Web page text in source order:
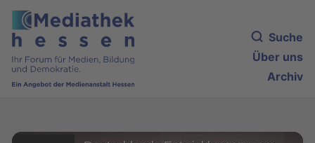
Suche
Über uns
Archiv